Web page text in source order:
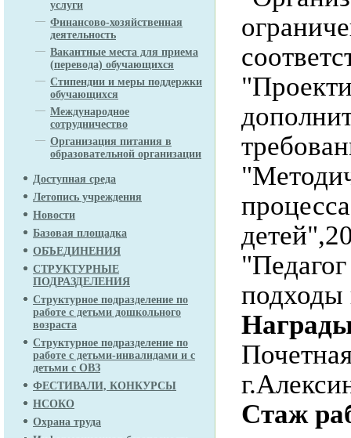
услуги
Финансово-хозяйственная
деятельность
Вакантные места для приема
(перевода) обучающихся
Стипендии и меры поддержки
обучающихся
Международное
сотрудничество
Организация питания в
образовательной организации
Доступная среда
Летопись учреждения
Новости
Базовая площадка
ОБЪЕДИНЕНИЯ
СТРУКТУРНЫЕ
ПОДРАЗДЕЛЕНИЯ
Структурное подразделение по
работе с детьми дошкольного
возраста
Структурное подразделение по
работе с детьми-инвалидами и с
детьми с ОВЗ
ФЕСТИВАЛИ, КОНКУРСЫ
НСОКО
Охрана труда
подходы
Стаж